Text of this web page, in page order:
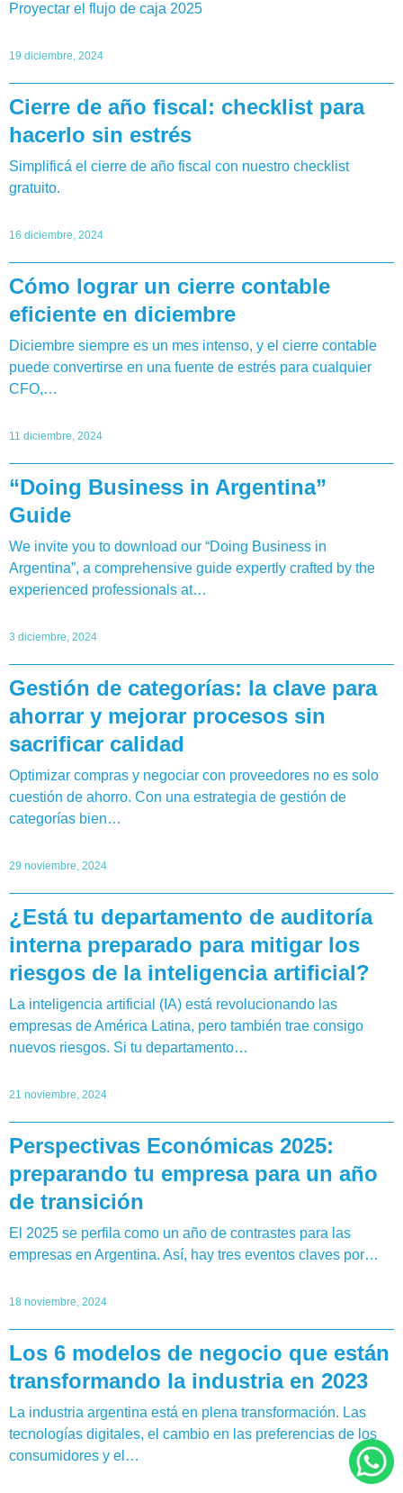
Proyectar el flujo de caja 2025
19 diciembre, 2024
Cierre de año fiscal: checklist para
hacerlo sin estrés
Simplificá el cierre de año fiscal con nuestro checklist
gratuito.
16 diciembre, 2024
Cómo lograr un cierre contable
eficiente en diciembre
Diciembre siempre es un mes intenso, y el cierre contable
puede convertirse en una fuente de estrés para cualquier
CFO,…
11 diciembre, 2024
“Doing Business in Argentina”
Guide
We invite you to download our “Doing Business in
Argentina”, a comprehensive guide expertly crafted by the
experienced professionals at…
3 diciembre, 2024
Gestión de categorías: la clave para
ahorrar y mejorar procesos sin
sacrificar calidad
Optimizar compras y negociar con proveedores no es solo
cuestión de ahorro. Con una estrategia de gestión de
categorías bien…
29 noviembre, 2024
¿Está tu departamento de auditoría
interna preparado para mitigar los
riesgos de la inteligencia artificial?
La inteligencia artificial (IA) está revolucionando las
empresas de América Latina, pero también trae consigo
nuevos riesgos. Si tu departamento…
21 noviembre, 2024
Perspectivas Económicas 2025:
preparando tu empresa para un año
de transición
El 2025 se perfila como un año de contrastes para las
empresas en Argentina. Así, hay tres eventos claves por…
18 noviembre, 2024
Los 6 modelos de negocio que están
transformando la industria en 2023
La industria argentina está en plena transformación. Las
tecnologías digitales, el cambio en las preferencias de los
consumidores y el…